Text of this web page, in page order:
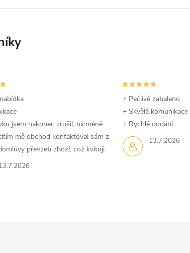
jsem nakonec zrušil, nicméně
mě obchod kontaktoval sám z
převzetí zboží, což kvituji.
13.7.2026
+ Pečlivě zabaleno
+ Skvělá komunikace
+ Rychlé dodání